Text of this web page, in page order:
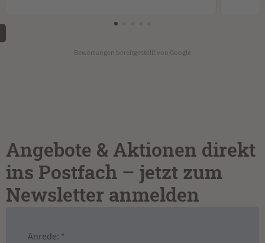
Bewertungen bereitgestellt von Google
Angebote & Aktionen direkt
ins Postfach – jetzt zum
Newsletter anmelden
Anrede: *